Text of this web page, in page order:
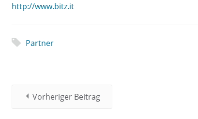
http://www.bitz.it
Partner
Vorheriger Beitrag